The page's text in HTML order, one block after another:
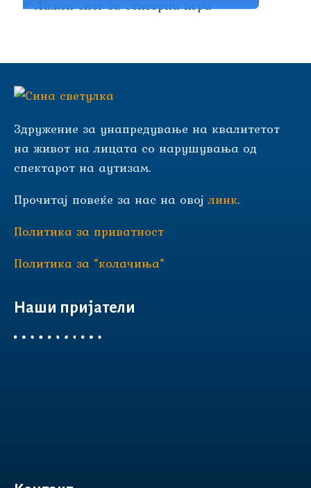
Здружение за унапредување на квалитетот
на живот на лицата со нарушувања од
спектарот на аутизам.
Прочитај повеќе за нас на овојлинк.
Политика за приватност
Политика за “колачиња“
Наши пријатели